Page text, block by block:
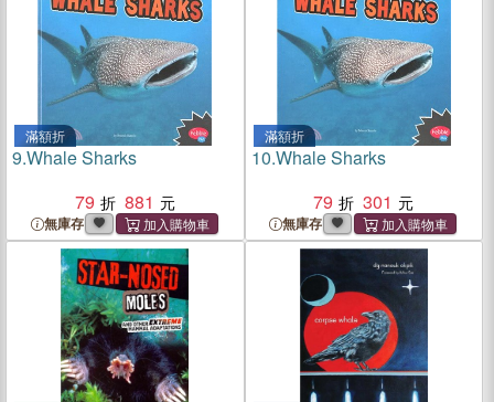
滿額折
9.Whale Sharks
79
881
無庫存
滿額折
10.Whale Sharks
79
301
無庫存